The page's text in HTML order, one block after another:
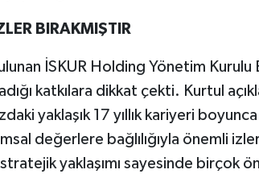
BIRAKMIŞTIR
İSKUR Holding Yönetim Kurulu
katkılara dikkat çekti. Kurtul
yaklaşık 17 yıllık kariyeri
değerlere bağlılığıyla önemli izler
yaklaşımı sayesinde birçok